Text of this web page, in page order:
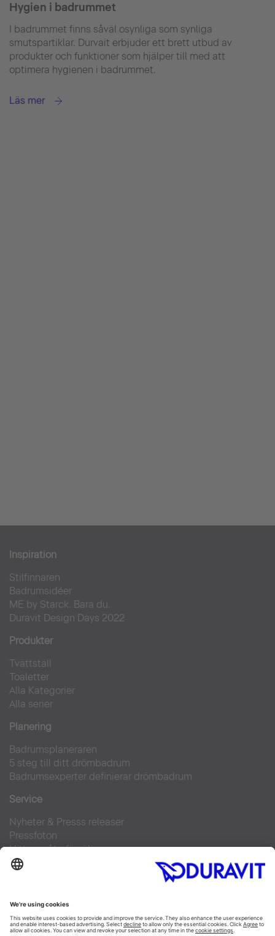
Hygien i badrummet
I badrummet finns såväl osynliga som synliga
smutspartiklar. Durvait erbjuder ett brett utbud av
produkter och funktioner som hjälper till med att
optimera hygienen i badrummet.
Läs mer
Inspiration
Stilfinnaren
Badrumsidéer
ME by Starck. Bara du.
Duravit Design Days 2022
Produkter
Tvättställ
Toaletter
Alla Kategorier
Alla serier
Planering
Badrumsplaneraren
5 steg till ditt drömbadrum
Badrumsexperter definierar drömbadrum
Service
Nyheter & Presss releaser
Pressfoton
Hitta en återförsäljare
FAQs
Facebook
Instagram
Pinterest
Flickr